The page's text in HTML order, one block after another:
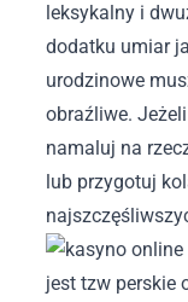
leksykalny i
dodatku umiar
urodzinowe
obraźliwe.
namaluj na
lub przygotuj
jest tzw perskie